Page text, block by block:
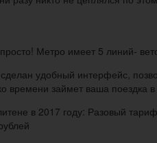
Метро имеет 5 линий-
удобный интерфейс,
времени займет ваша
в 2017 году: Разовый